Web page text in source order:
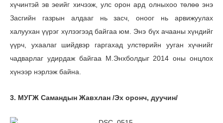
хүчинтэй эв эеийг хичээж, улс орон ард олныхоо төлөө энэ
Засгийн газрын алдааг нь засч, оноог нь арвижуулах
халуухан үүрэг хүлээгээд байгаа юм. Энэ бүх ачааны хүндийг
үүрч, ухаалаг шийдвэр гаргахад улстөрийн ууган хүчнийг
чадварлаг удирдаж байгаа М.Энхболдыг 2014 оны онцлох
хүнээр нэрлэж байна.
3. МУГЖ Самандын Жавхлан /Эх оронч, дуучин/